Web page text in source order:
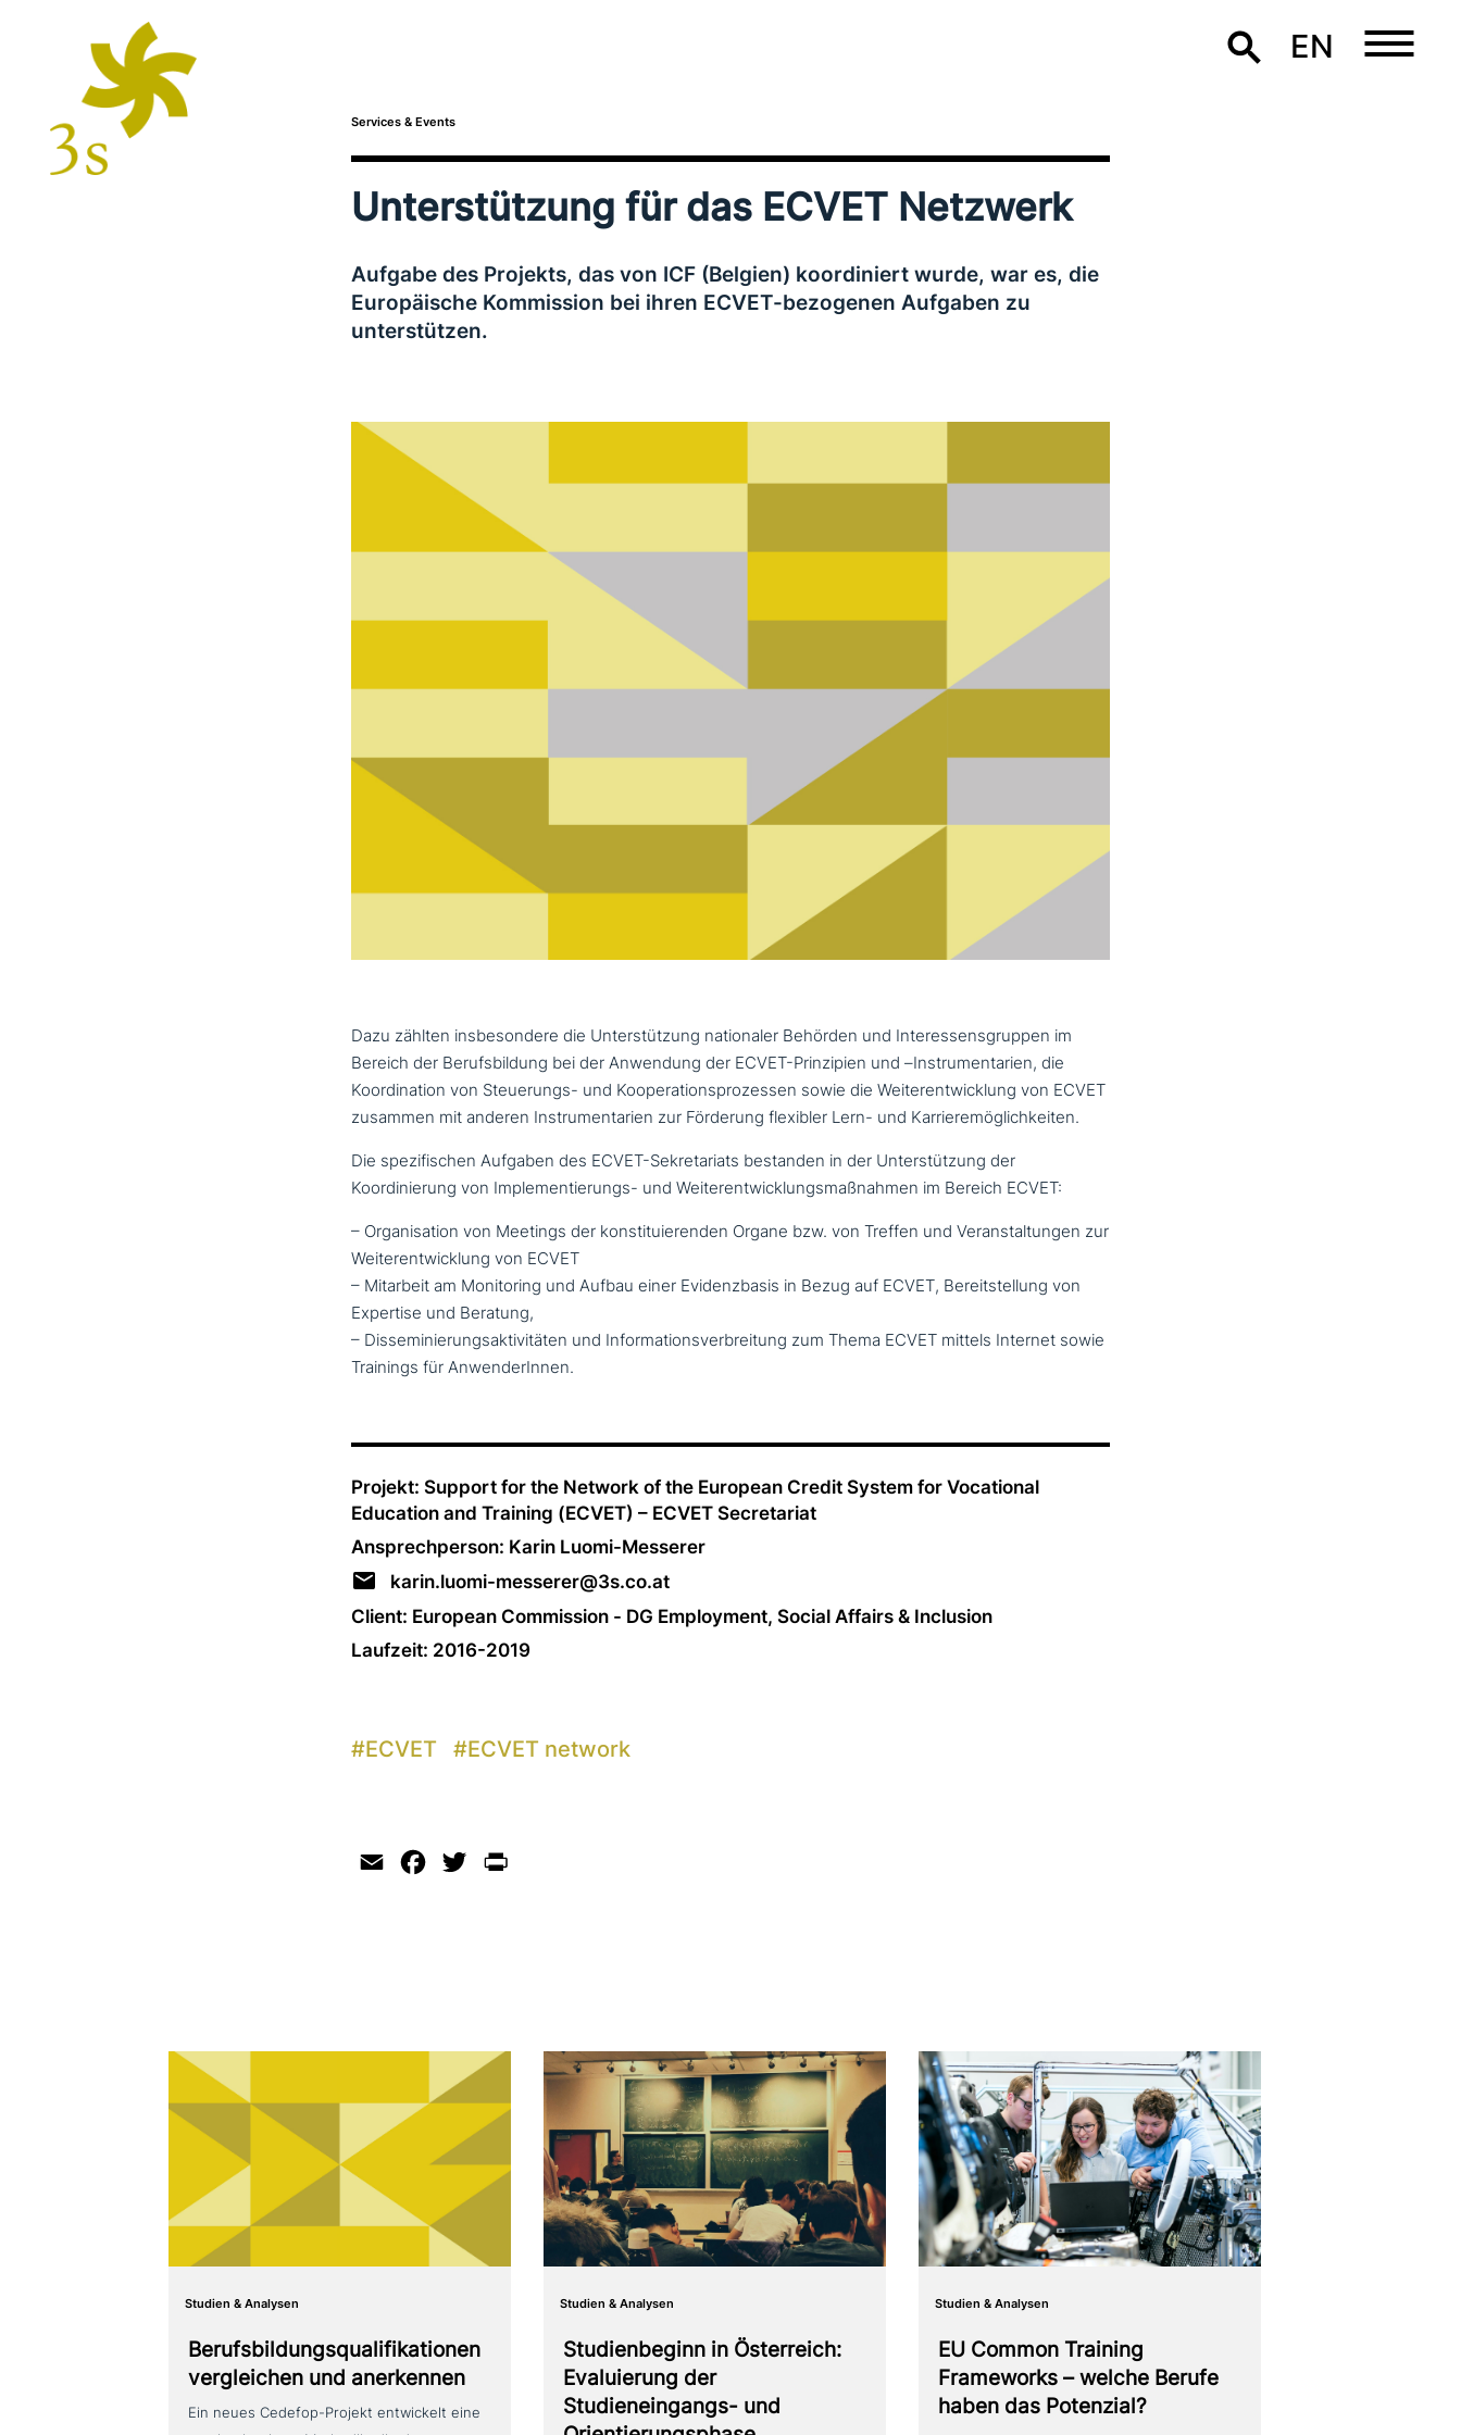
EN
Services & Events
Unterstützung für das ECVET Netzwerk
Aufgabe des Projekts, das von ICF (Belgien) koor­di­niert wurde, war es, die
Europäische Kommission bei ihren ECVET-bezogenen Aufgaben zu
unterstützen.
Dazu zählten ins­be­son­de­re die Unterstützung natio­na­ler Behörden und Interessensgruppen im
Bereich der Berufsbildung bei der Anwendung der ECVET-Prinzipien und –Instrumentarien, die
Koordination von Steuerungs- und Kooperationsprozessen sowie die Weiterentwicklung von ECVET
zusammen mit anderen Instrumentarien zur Förderung flexibler Lern- und Karrieremöglichkeiten.
Die spe­zi­fi­schen Aufgaben des ECVET-Sekretariats bestanden in der Unterstützung der
Koordinierung von Implementierungs- und Weiterentwicklungsmaßnahmen im Bereich ECVET:
– Organisation von Meetings der kon­sti­tu­ie­ren­den Organe bzw. von Treffen und Veranstaltungen zur
Weiterentwicklung von ECVET
– Mitarbeit am Monitoring und Aufbau einer Evidenzbasis in Bezug auf ECVET, Bereitstellung von
Expertise und Beratung,
– Disseminierungsaktivitäten und Informationsverbreitung zum Thema ECVET mittels Internet sowie
Trainings für AnwenderInnen.
Projekt: Support for the Network of the European Credit System for Vocational
Education and Training (ECVET) – ECVET Secretariat
Ansprechperson: Karin Luomi-Messerer
karin.luomi-messerer@3s.co.at
Client: European Commission - DG Employment, Social Affairs & Inclusion
Laufzeit: 2016-2019
#ECVET #ECVET network
Email Facebook
Twitter
Studien & Analysen
Berufsbildungsqualifikationen
ver­glei­chen und anerkennen
Ein neues Cedefop-Projekt ent­wickelt eine
Studien & Analysen
Studienbeginn in Österreich:
Evaluierung der
Studieneingangs- und
Studien & Analysen
EU Common Training
Frameworks – welche Berufe
haben das Potenzial?